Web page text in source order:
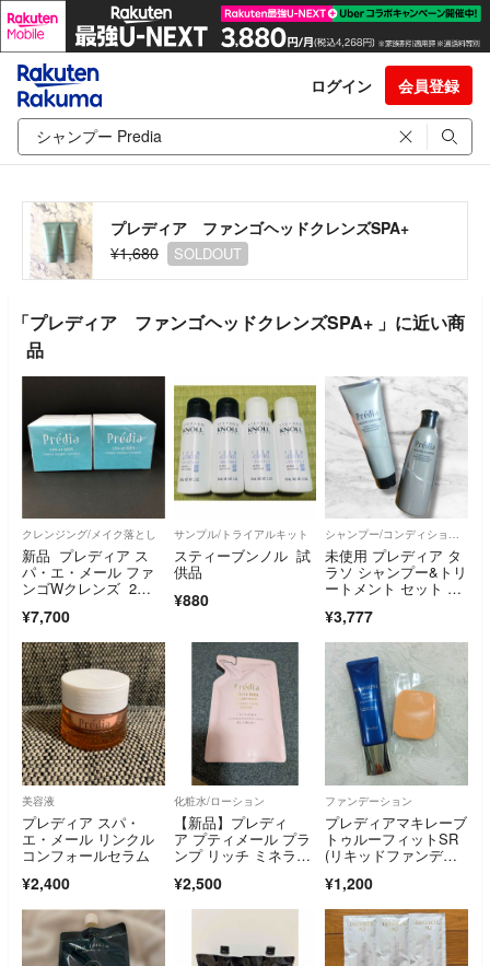
ログイン 会員登録
プレディア ファンゴヘッドクレンズSPA+
¥1,680
SOLDOUT
「プレディア ファンゴヘッドクレンズSPA+ 」に近い商
品
クレンジング/メイク落とし
新品 プレディア ス
パ・エ・メール ファ
ンゴWクレンズ 2
¥7,700
サンプル/トライアルキット
スティーブンノル 試
供品
¥880
シャンプー/コンディショナーセット
未使用 プレディア タ
ラソ シャンプー&トリ
ートメント セット ヘ
¥3,777
美容液
プレディア スパ・
エ・メール リンクル
コンフォールセラム
¥2,400
化粧水/ローション
【新品】プレディ
ア プティメール プラ
ンプ リッチ ミネラル
¥2,500
ファンデーション
プレディアマキレーブ
トゥルーフィットSR
(リキッドファンデー
¥1,200